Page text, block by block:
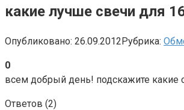
какие лучше свечи для
Опубликовано: 26.09.2012Рубрика:
0
всем добрый день! подскажите какие
Ответов (2)